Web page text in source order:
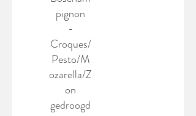
pignon
-
Croques/
Pesto/M
ozarella/Z
on
gedroogd